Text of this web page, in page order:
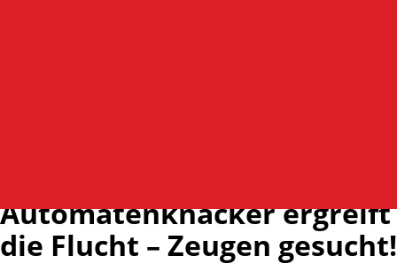
Automatenknacker ergreift
die Flucht – Zeugen gesucht!